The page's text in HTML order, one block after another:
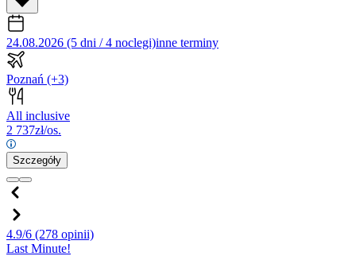
24.08.2026 (5 dni / 4 noclegi)inne terminy
Poznań (+3)
All inclusive
2 737zł/os.
Szczegóły
4.9/6 (278 opinii)
Last Minute!